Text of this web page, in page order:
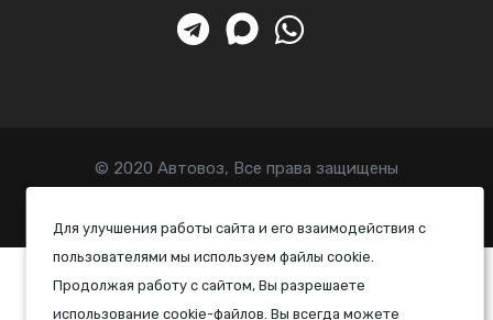
Для улучшения работы сайта и его взаимодействия с
пользователями мы используем файлы cookie.
Продолжая работу с сайтом, Вы разрешаете
использование cookie-файлов. Вы всегда можете
© 2020 Автовоз, Все права защищены